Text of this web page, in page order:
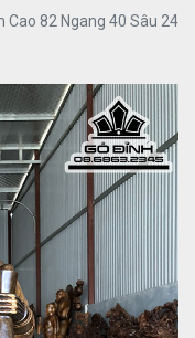
Cao 82 Ngang 40 Sâu 24